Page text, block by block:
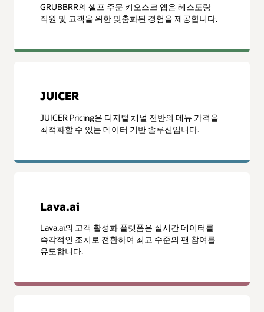
GRUBBRR의 셀프 주문 키오스크 앱은 레스토랑
직원 및 고객을 위한 맞춤화된 경험을 제공합니다.
JUICER
JUICER Pricing은 디지털 채널 전반의 메뉴 가격을
최적화할 수 있는 데이터 기반 솔루션입니다.
Lava.ai
Lava.ai의 고객 활성화 플랫폼은 실시간 데이터를
즉각적인 조치로 전환하여 최고 수준의 팬 참여를
유도합니다.